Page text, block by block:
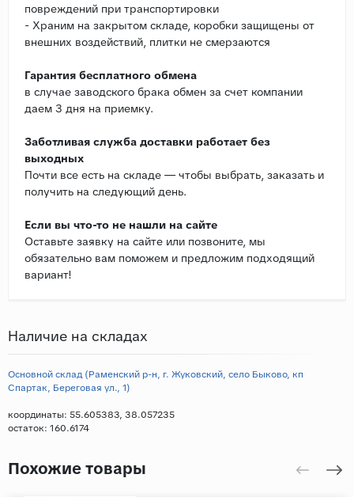
повреждений при транспортировки
- Храним на закрытом складе, коробки защищены от
внешних воздействий, плитки не смерзаются
Гарантия бесплатного обмена
в случае заводского брака обмен за счет компании
даем 3 дня на приемку.
Заботливая служба доставки работает без
выходных
Почти все есть на складе — чтобы выбрать, заказать и
получить на следующий день.
Если вы что-то не нашли на сайте
Оставьте заявку на сайте или позвоните, мы
обязательно вам поможем и предложим подходящий
вариант!
Наличие на складах
Основной склад (Раменский р-н, г. Жуковский, село Быково, кп
Спартак, Береговая ул., 1)
координаты: 55.605383, 38.057235
остаток: 160.6174
Похожие товары